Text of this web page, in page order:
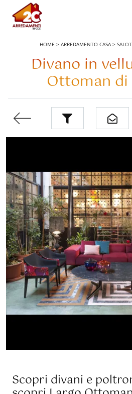
HOME > ARREDAMENTO CASA>
Divano in
Ottoman
Scopri divani e